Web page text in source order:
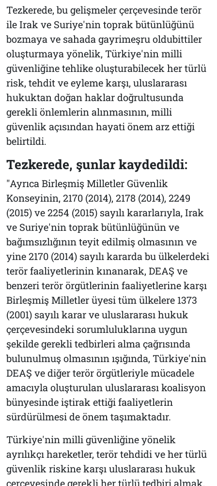
Tezkerede, bu gelişmeler çerçevesinde terör
ile Irak ve Suriye'nin toprak bütünlüğünü
bozmaya ve sahada gayrimeşru oldubittiler
oluşturmaya yönelik, Türkiye'nin milli
güvenliğine tehlike oluşturabilecek her türlü
risk, tehdit ve eyleme karşı, uluslararası
hukuktan doğan haklar doğrultusunda
gerekli önlemlerin alınmasının, milli
güvenlik açısından hayati önem arz ettiği
belirtildi.
Tezkerede, şunlar kaydedildi:
"Ayrıca Birleşmiş Milletler Güvenlik
Konseyinin, 2170 (2014), 2178 (2014), 2249
(2015) ve 2254 (2015) sayılı kararlarıyla, Irak
ve Suriye'nin toprak bütünlüğünün ve
bağımsızlığının teyit edilmiş olmasının ve
yine 2170 (2014) sayılı kararda bu ülkelerdeki
terör faaliyetlerinin kınanarak, DEAŞ ve
benzeri terör örgütlerinin faaliyetlerine karşı
Birleşmiş Milletler üyesi tüm ülkelere 1373
(2001) sayılı karar ve uluslararası hukuk
çerçevesindeki sorumluluklarına uygun
şekilde gerekli tedbirleri alma çağrısında
bulunulmuş olmasının ışığında, Türkiye'nin
DEAŞ ve diğer terör örgütleriyle mücadele
amacıyla oluşturulan uluslararası koalisyon
bünyesinde iştirak ettiği faaliyetlerin
sürdürülmesi de önem taşımaktadır.
Türkiye'nin milli güvenliğine yönelik
ayrılıkçı hareketler, terör tehdidi ve her türlü
güvenlik riskine karşı uluslararası hukuk
çerçevesinde gerekli her türlü tedbiri almak,